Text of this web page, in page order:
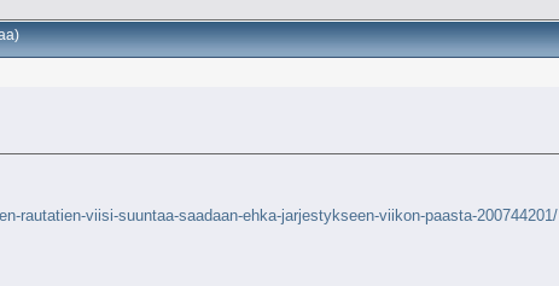
rautatien-viisi-suuntaa-saadaan-ehka-jarjestykseen-viikon-paasta-200744201/